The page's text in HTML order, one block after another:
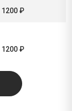
1200 ₽
1200 ₽